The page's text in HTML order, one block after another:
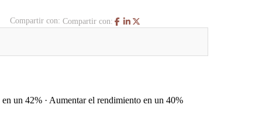
Compartir con: Compartir con:
un 42% · Aumentar el rendimiento en un 40%